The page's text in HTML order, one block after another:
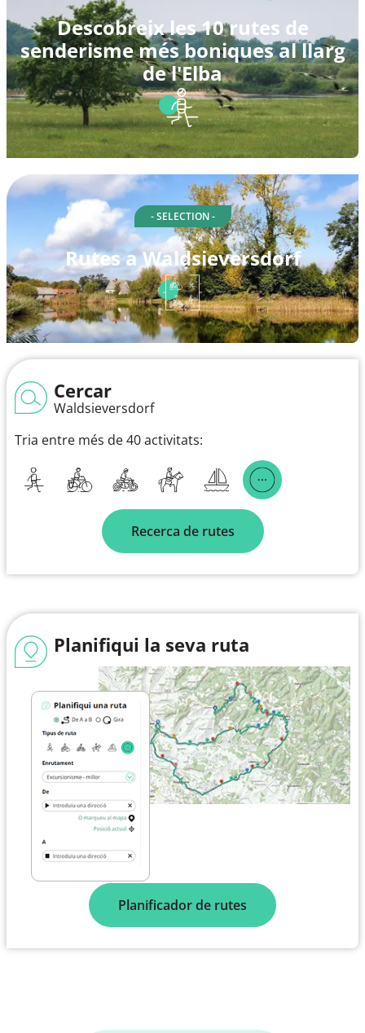
Descobreix les 10 rutes de
senderisme més boniques al llarg
de l'Elba
- SELECTION -
Rutes a Waldsieversdorf
Cercar
Waldsieversdorf
Tria entre més de 40 activitats:
Recerca de rutes
Planifiqui la seva ruta
Planificador de rutes